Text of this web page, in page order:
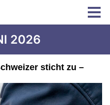
2026
sticht zu –